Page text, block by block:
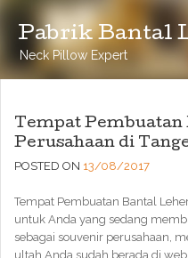
Pabrik Bantal
Neck Pillow Expert
Tempat
Perusahaan di
POSTED ON 13/08/2017
Tempat Pembuatan Bantal
untuk Anda yang sedang
sebagai souvenir perusahaan,
ultah Anda sudah berada di web